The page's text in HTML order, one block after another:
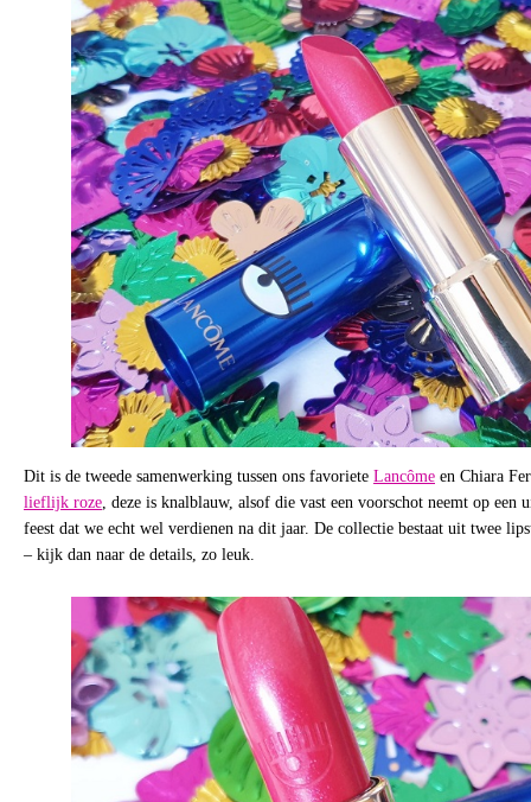
Dit is de tweede samenwerking tussen ons favoriete Lancôme en Chiara
lieflijk roze, deze is knalblauw, alsof die vast een voorschot neemt op een
feest dat we echt wel verdienen na dit jaar. De collectie bestaat uit twee
– kijk dan naar de details, zo leuk.